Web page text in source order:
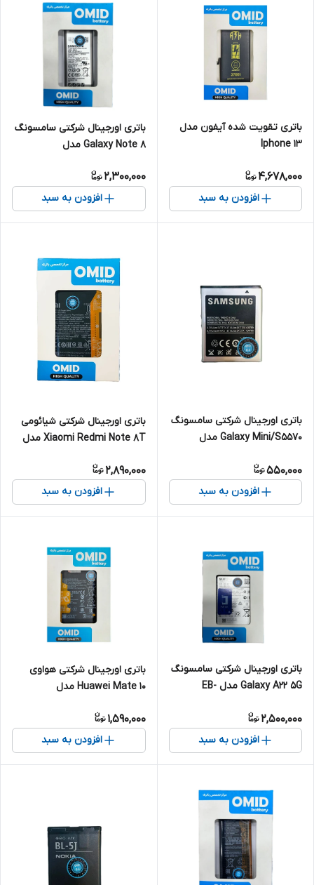
باتری تقویت شده آیفون مدل
Iphone 13
4,678,000
افزودن به سبد
باتری اورجینال شرکتی سامسونگ
Galaxy Note 8 مدل
2,300,000
افزودن به سبد
باتری اورجینال شرکتی سامسونگ
Galaxy Mini/S5570 مدل
550,000
افزودن به سبد
باتری اورجینال شرکتی شیائومی
Xiaomi Redmi Note 8T مدل
2,890,000
افزودن به سبد
باتری اورجینال شرکتی سامسونگ
Galaxy A22 5G مدل EB-
2,500,000
افزودن به سبد
باتری اورجینال شرکتی هواوی
Huawei Mate 10 مدل
1,590,000
افزودن به سبد